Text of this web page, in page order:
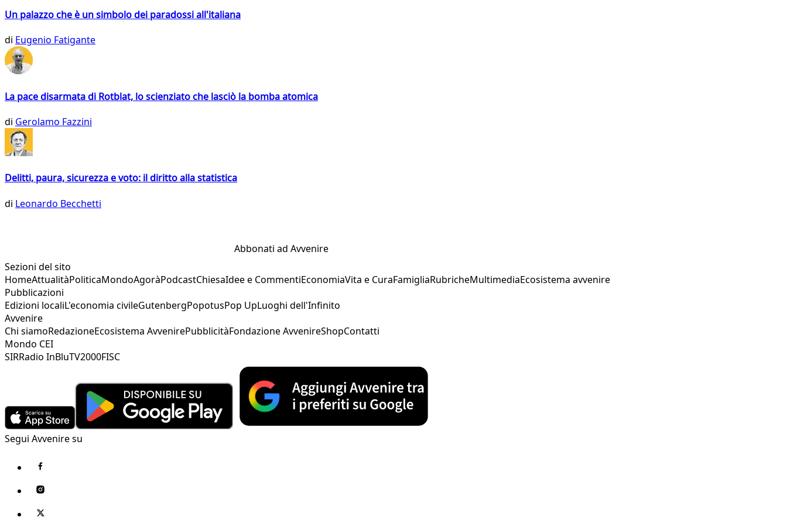
Un palazzo che è un simbolo dei paradossi all'italiana
di Eugenio Fatigante
La pace disarmata di Rotblat, lo scienziato che lasciò la bomba atomica
di Gerolamo Fazzini
Delitti, paura, sicurezza e voto: il diritto alla statistica
di Leonardo Becchetti
Abbonati ad Avvenire
Sezioni del sito
HomeAttualitàPoliticaMondoAgoràPodcastChiesaIdee e CommentiEconomiaVita e CuraFamigliaRubricheMultimediaEcosistema avvenire
Pubblicazioni
Edizioni localiL'economia civileGutenbergPopotusPop UpLuoghi dell'Infinito
Avvenire
Chi siamoRedazioneEcosistema AvvenirePubblicitàFondazione AvvenireShopContatti
Mondo CEI
SIRRadio InBluTV2000FISC
Segui Avvenire su